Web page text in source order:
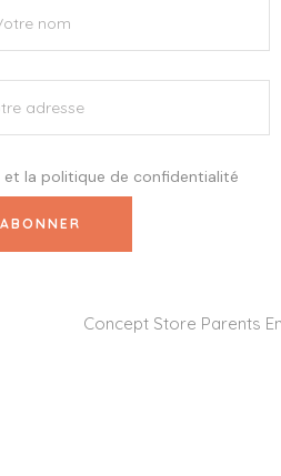
et la politique de confidentialité